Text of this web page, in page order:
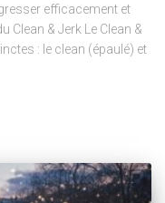
efficacement et
Clean & Jerk Le Clean &
: le clean (épaulé) et